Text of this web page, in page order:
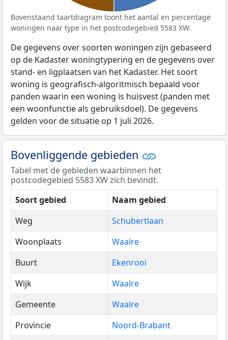
Bovenstaand taartdiagram toont het aantal en percentage
woningen naar type in het postcodegebied 5583 XW.
De gegevens over soorten woningen zijn gebaseerd
op de Kadaster woningtypering en de gegevens over
stand- en ligplaatsen van het Kadaster. Het soort
woning is geografisch-algoritmisch bepaald voor
panden waarin een woning is huisvest (panden met
een woonfunctie als gebruiksdoel). De gegevens
gelden voor de situatie op 1 juli 2026.
Bovenliggende gebieden
Tabel met de gebieden waarbinnen het
postcodegebied 5583 XW zich bevindt.
Soort gebied
Naam gebied
Weg
Schubertlaan
Woonplaats
Waalre
Buurt
Ekenrooi
Wijk
Waalre
Gemeente
Waalre
Provincie
Noord-Brabant